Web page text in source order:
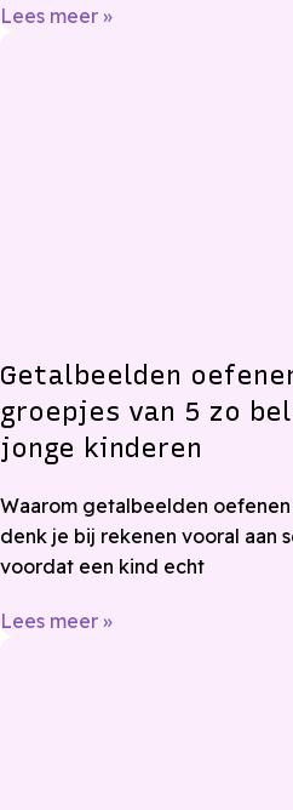
Lees meer »
Getalbeelden
groepjes van 5 zo
jonge kinderen
Waarom getalbeelden
denk je bij rekenen vooral aan
voordat een kind echt
Lees meer »